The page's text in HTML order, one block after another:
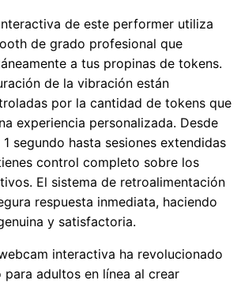
de este performer utiliza
de grado profesional que
a tus propinas de tokens.
de la vibración están
por la cantidad de tokens que
experiencia personalizada. Desde
segundo hasta sesiones extendidas
control completo sobre los
El sistema de retroalimentación
respuesta inmediata, haciendo
y satisfactoria.
interactiva ha revolucionado
adultos en línea al crear